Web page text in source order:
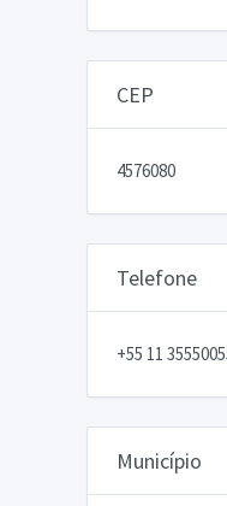
CEP
4576080
Telefone
+55 11
Município